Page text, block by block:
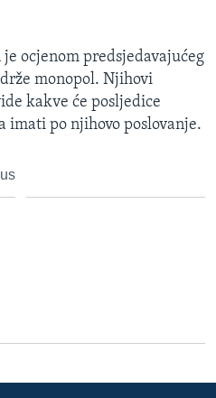
ocjenom predsjedavajućeg
monopol. Njihovi
kakve će posljedice
imati po njihovo poslovanje.